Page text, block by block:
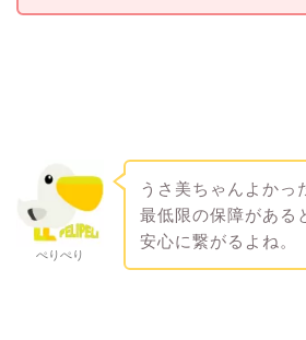
ぺりぺり
うさ美ちゃんよかっ
最低限の保障がある
安心に繋がるよね。